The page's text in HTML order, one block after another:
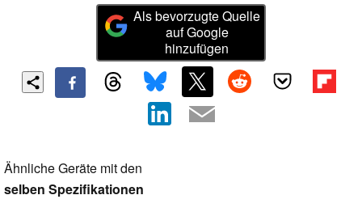
Als bevorzugte Quelle
auf Google
hinzufügen
Ähnliche Geräte mit den
selben Spezifikationen